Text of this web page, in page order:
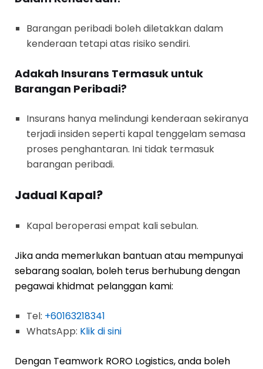
Barangan peribadi boleh diletakkan dalam
kenderaan tetapi atas risiko sendiri.
Adakah Insurans Termasuk untuk
Barangan Peribadi?
Insurans hanya melindungi kenderaan sekiranya
terjadi insiden seperti kapal tenggelam semasa
proses penghantaran. Ini tidak termasuk
barangan peribadi.
Jadual Kapal?
Kapal beroperasi empat kali sebulan.
Jika anda memerlukan bantuan atau mempunyai
sebarang soalan, boleh terus berhubung dengan
pegawai khidmat pelanggan kami:
Tel: +60163218341
WhatsApp: Klik di sini
Dengan Teamwork RORO Logistics, anda boleh